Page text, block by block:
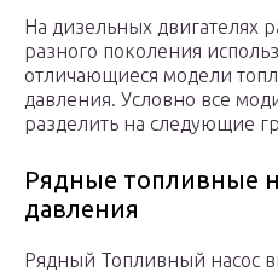
На дизельных двигателях
разного поколения
отличающиеся модели
давления. Условно все
разделить на следующие
Рядные топливные
давления
Рядный Топливный насос